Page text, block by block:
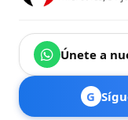
Únete a
G